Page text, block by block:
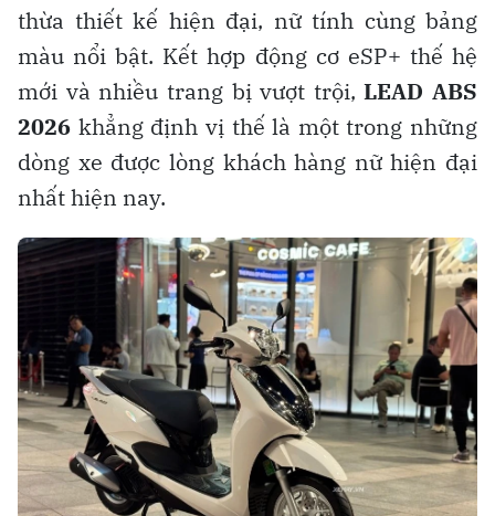
thừa thiết kế hiện đại, nữ tính cùng bảng
màu nổi bật. Kết hợp động cơ eSP+ thế hệ
mới và nhiều trang bị vượt trội,LEAD ABS
2026 khẳng định vị thế là một trong những
dòng xe được lòng khách hàng nữ hiện đại
nhất hiện nay.